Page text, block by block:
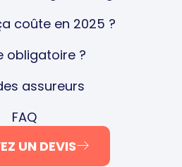
coûte en 2025 ?
obligatoire ?
assureurs
FAQ
UN DEVIS